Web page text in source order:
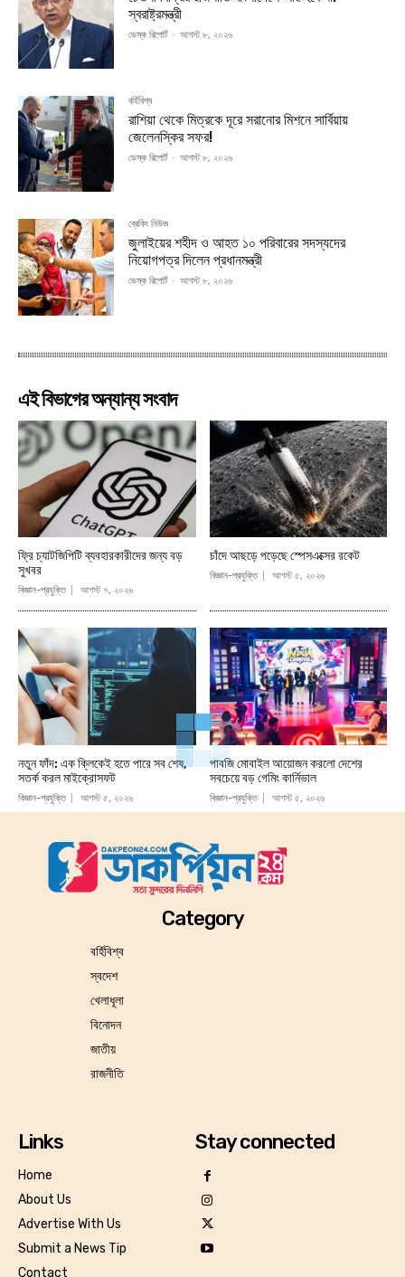
স্বরাষ্ট্রমন্ত্রী
ডেস্ক রিপোর্ট - আগস্ট ৮, ২০২৬
বর্হিবিশ্ব
রাশিয়া থেকে মিত্রকে দূরে সরানোর মিশনে সার্বিয়ায়
জেলেনস্কির সফর!
ডেস্ক রিপোর্ট - আগস্ট ৮, ২০২৬
ব্রেকিং নিউজ
জুলাইয়ের শহীদ ও আহত ১০ পরিবারের সদস্যদের
নিয়োগপত্র দিলেন প্রধানমন্ত্রী
ডেস্ক রিপোর্ট - আগস্ট ৮, ২০২৬
এই বিভাগের অন্যান্য সংবাদ
ফ্রি চ্যাটজিপিটি ব্যবহারকারীদের জন্য বড়
সুখবর
বিজ্ঞান-প্রযুক্তি আগস্ট ৭, ২০২৬
চাঁদে আছড়ে পড়েছে স্পেসএক্সের রকেট
বিজ্ঞান-প্রযুক্তি আগস্ট ৫, ২০২৬
নতুন ফাঁদ: এক ক্লিকেই হতে পারে সব শেষ,
সতর্ক করল মাইক্রোসফট
বিজ্ঞান-প্রযুক্তি আগস্ট ৫, ২০২৬
পাবজি মোবাইল আয়োজন করলো দেশের
সবচেয়ে বড় গেমিং কার্নিভাল
বিজ্ঞান-প্রযুক্তি আগস্ট ৫, ২০২৬
Category
বর্হিবিশ্ব
স্বদেশ
খেলাধূলা
বিনোদন
জাতীয়
রাজনীতি
Links
Home
About Us
Advertise With Us
Submit a News Tip
Contact
Stay connected